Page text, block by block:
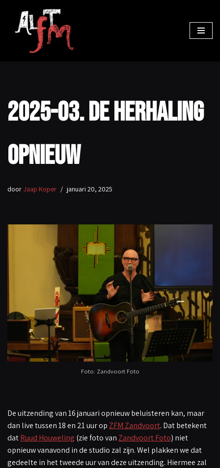
2025-03. De herhaling
opnieuw
door Jaap Koper januari 20, 2025
Foto: Zandvoort Foto
De uitzending van 16 januari opnieuw beluisteren kan, maar
dan live tussen 18 en 21 uur op ZFM Zandvoort. Dat betekent
datRuud Houweling (zie foto van Zandvoort Foto) niet
opnieuw vanavond in de studio zal zijn. Wel plakken we dat
gedeelte in het tweede uur van deze uitzending. Hiermee zal